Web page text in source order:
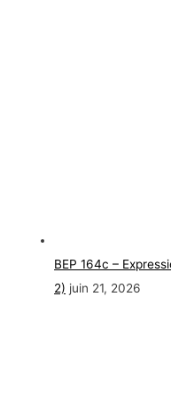
BEP 164c –
2) juin 21, 2026